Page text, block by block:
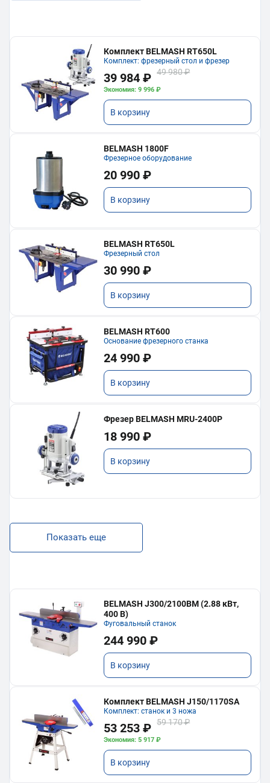
Комплект BELMASH RT650L
Комплект: фрезерный стол и фрезер
39 984 ₽ 49 980 ₽
Экономия: 9 996 ₽
В корзину
BELMASH 1800F
Фрезерное оборудование
20 990 ₽
В корзину
BELMASH RT650L
Фрезерный стол
30 990 ₽
В корзину
BELMASH RT600
Основание фрезерного станка
24 990 ₽
В корзину
Фрезер BELMASH MRU-2400P
18 990 ₽
В корзину
Показать еще
BELMASH J300/2100ВМ (2.88 кВт,
400 В)
Фуговальный станок
244 990 ₽
В корзину
Комплект BELMASH J150/1170SA
Комплект: станок и 3 ножа
53 253 ₽ 59 170 ₽
Экономия: 5 917 ₽
В корзину